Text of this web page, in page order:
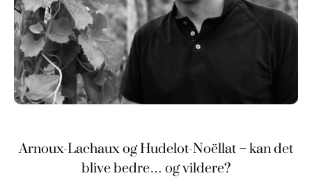
Arnoux-Lachaux og Hudelot-Noëllat – kan det
blive bedre… og vildere?